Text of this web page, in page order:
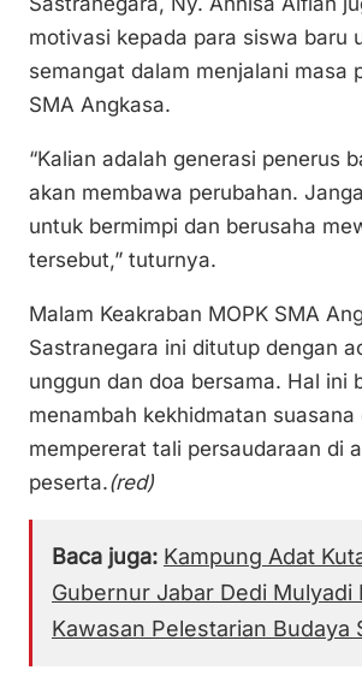
motivasi kepada para siswa baru
semangat dalam menjalani masa
SMA Angkasa.
“Kalian adalah generasi penerus
akan membawa perubahan.
untuk bermimpi dan berusaha
tersebut,” tuturnya.
Malam Keakraban MOPK SMA
Sastranegara ini ditutup dengan
unggun dan doa bersama. Hal ini
menambah kekhidmatan suasana
mempererat tali persaudaraan di
peserta.(red)
Baca juga: Kampung Adat
Gubernur Jabar Dedi Mulyadi
Kawasan Pelestarian Budaya